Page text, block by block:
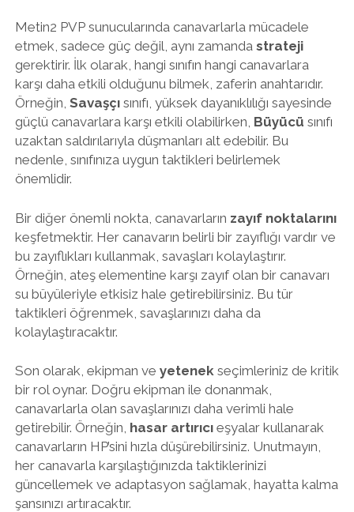
Metin2 PVP sunucularında canavarlarla mücadele
etmek, sadece güç değil, aynı zamanda strateji
gerektirir. İlk olarak, hangi sınıfın hangi canavarlara
karşı daha etkili olduğunu bilmek, zaferin anahtarıdır.
Örneğin, Savaşçısınıfı, yüksek dayanıklılığı sayesinde
güçlü canavarlara karşı etkili olabilirken, Büyücü sınıfı
uzaktan saldırılarıyla düşmanları alt edebilir. Bu
nedenle, sınıfınıza uygun taktikleri belirlemek
önemlidir.
Bir diğer önemli nokta, canavarların zayıf noktalarını
keşfetmektir. Her canavarın belirli bir zayıflığı vardır ve
bu zayıflıkları kullanmak, savaşları kolaylaştırır.
Örneğin, ateş elementine karşı zayıf olan bir canavarı
su büyüleriyle etkisiz hale getirebilirsiniz. Bu tür
taktikleri öğrenmek, savaşlarınızı daha da
kolaylaştıracaktır.
Son olarak, ekipman ve yetenekseçimleriniz de kritik
bir rol oynar. Doğru ekipman ile donanmak,
canavarlarla olan savaşlarınızı daha verimli hale
getirebilir. Örneğin, hasar artırıcıeşyalar kullanarak
canavarların HP’sini hızla düşürebilirsiniz. Unutmayın,
her canavarla karşılaştığınızda taktiklerinizi
güncellemek ve adaptasyon sağlamak, hayatta kalma
şansınızı artıracaktır.